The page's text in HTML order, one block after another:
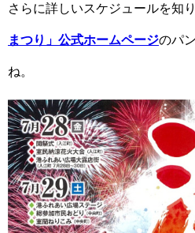
さらに詳しいスケジュールを知
まつり」公式ホームページのパ
ね。